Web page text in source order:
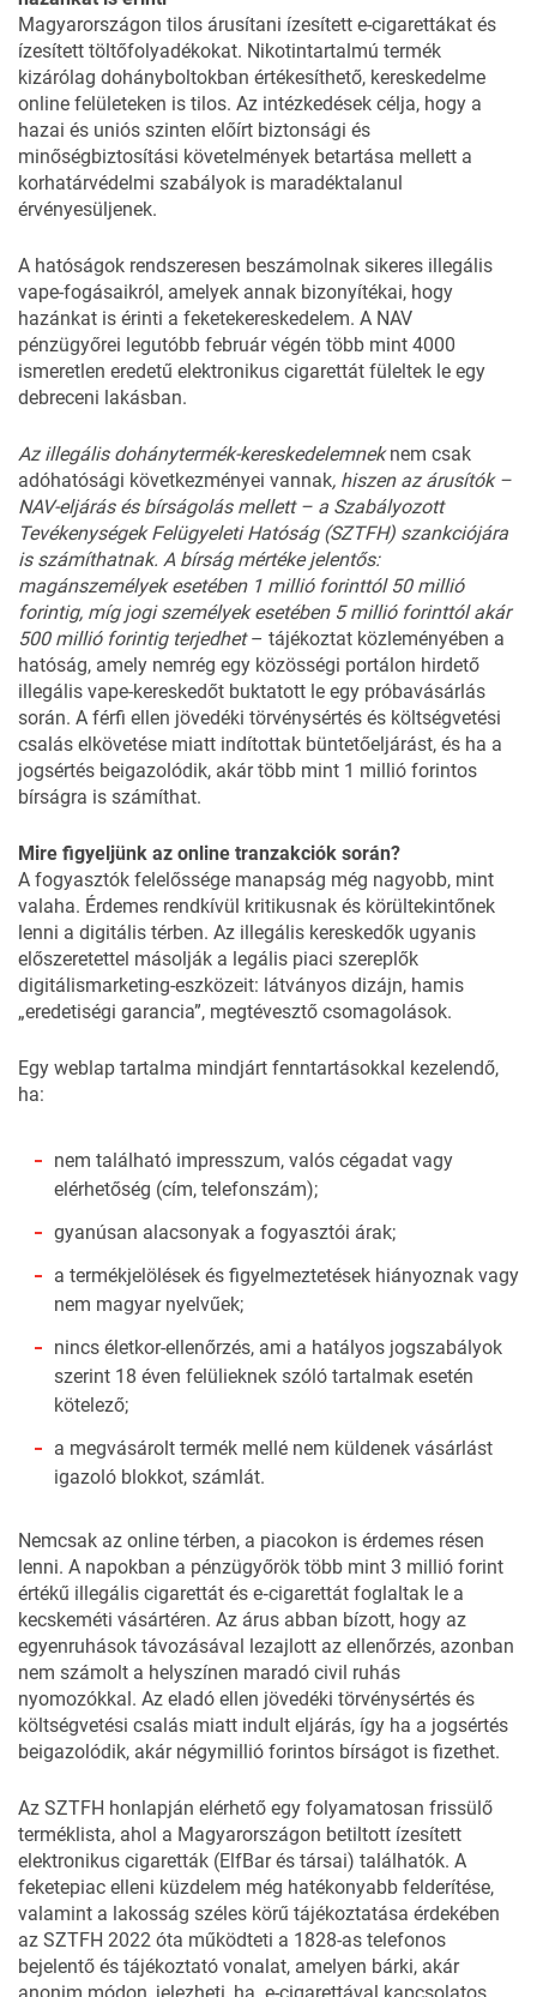
Magyarországon tilos árusítani ízesített e-cigarettákat és
ízesített töltőfolyadékokat. Nikotintartalmú termék
kizárólag dohányboltokban értékesíthető, kereskedelme
online felületeken is tilos. Az intézkedések célja, hogy a
hazai és uniós szinten előírt biztonsági és
minőségbiztosítási követelmények betartása mellett a
korhatárvédelmi szabályok is maradéktalanul
érvényesüljenek.
A hatóságok rendszeresen beszámolnak sikeres illegális
vape-fogásaikról, amelyek annak bizonyítékai, hogy
hazánkat is érinti a feketekereskedelem. A NAV
pénzügyőrei legutóbb február végén több mint 4000
ismeretlen eredetű elektronikus cigarettát füleltek le egy
debreceni lakásban.
Az illegális dohánytermék-kereskedelemneknem csak
adóhatósági következményei vannak, hiszen az árusítók –
NAV-eljárás és bírságolás mellett – a Szabályozott
Tevékenységek Felügyeleti Hatóság (SZTFH) szankciójára
is számíthatnak. A bírság mértéke jelentős:
magánszemélyek esetében 1 millió forinttól 50 millió
forintig, míg jogi személyek esetében 5 millió forinttól akár
500 millió forintig terjedhet– tájékoztat közleményében a
hatóság, amely nemrég egy közösségi portálon hirdető
illegális vape-kereskedőt buktatott le egy próbavásárlás
során. A férfi ellen jövedéki törvénysértés és költségvetési
csalás elkövetése miatt indítottak büntetőeljárást, és ha a
jogsértés beigazolódik, akár több mint 1 millió forintos
bírságra is számíthat.
Mire figyeljünk az online tranzakciók során?
A fogyasztók felelőssége manapság még nagyobb, mint
valaha. Érdemes rendkívül kritikusnak és körültekintőnek
lenni a digitális térben. Az illegális kereskedők ugyanis
előszeretettel másolják a legális piaci szereplők
digitálismarketing-eszközeit: látványos dizájn, hamis
„eredetiségi garancia”, megtévesztő csomagolások.
Egy weblap tartalma mindjárt fenntartásokkal kezelendő,
ha:
nem található impresszum, valós cégadat vagy
elérhetőség (cím, telefonszám);
gyanúsan alacsonyak a fogyasztói árak;
a termékjelölések és figyelmeztetések hiányoznak vagy
nem magyar nyelvűek;
nincs életkor-ellenőrzés, ami a hatályos jogszabályok
szerint 18 éven felülieknek szóló tartalmak esetén
kötelező;
a megvásárolt termék mellé nem küldenek vásárlást
igazoló blokkot, számlát.
Nemcsak az online térben, a piacokon is érdemes résen
lenni. A napokban a pénzügyőrök több mint 3 millió forint
értékű illegális cigarettát és e‑cigarettát foglaltak le a
kecskeméti vásártéren. Az árus abban bízott, hogy az
egyenruhások távozásával lezajlott az ellenőrzés, azonban
nem számolt a helyszínen maradó civil ruhás
nyomozókkal. Az eladó ellen jövedéki törvénysértés és
költségvetési csalás miatt indult eljárás, így ha a jogsértés
beigazolódik, akár négymillió forintos bírságot is fizethet.
Az SZTFH honlapján elérhető egy folyamatosan frissülő
terméklista, ahol a Magyarországon betiltott ízesített
elektronikus cigaretták (ElfBar és társai) találhatók. A
feketepiac elleni küzdelem még hatékonyabb felderítése,
valamint a lakosság széles körű tájékoztatása érdekében
az SZTFH 2022 óta működteti a 1828-as telefonos
bejelentő és tájékoztató vonalat, amelyen bárki, akár
anonim módon, jelezheti, ha e-cigarettával kapcsolatos